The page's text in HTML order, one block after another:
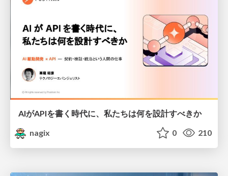
AIがAPIを書く時代に、私たちは何を設計すべきか
nagix
0 210